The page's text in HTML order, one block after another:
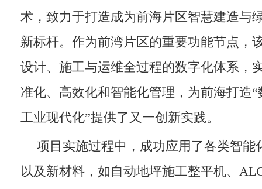
术，致力于打造成为前海片区智慧建造与
新标杆。作为前湾片区的重要功能节点，
设计、施工与运维全过程的数字化体系，
准化、高效化和智能化管理，为前海打造“
工业现代化”提供了又一创新实践。
项目实施过程中，成功应用了各类智能
以及新材料，如自动地坪施工整平机、